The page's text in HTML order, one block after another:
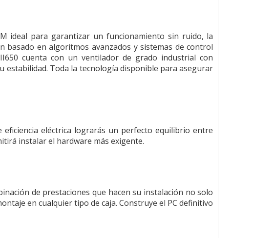
ideal para garantizar un funcionamiento sin ruido, la
en algoritmos avanzados y sistemas de control
cuenta con un ventilador de grado industrial con
Toda la tecnología disponible para asegurar
eficiencia eléctrica lograrás un perfecto equilibrio entre
instalar el hardware más exigente.
de prestaciones que hacen su instalación no solo
en cualquier tipo de caja. Construye el PC definitivo